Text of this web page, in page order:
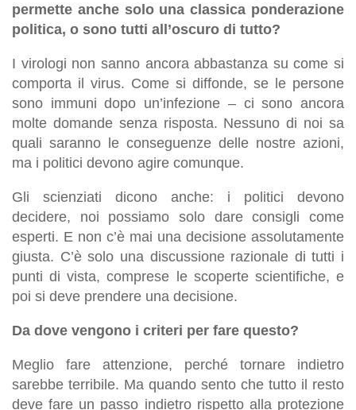
permette anche solo una classica ponderazione
politica, o sono tutti all’oscuro di tutto?
I virologi non sanno ancora abbastanza su come si
comporta il virus. Come si diffonde, se le persone
sono immuni dopo un’infezione – ci sono ancora
molte domande senza risposta. Nessuno di noi sa
quali saranno le conseguenze delle nostre azioni,
ma i politici devono agire comunque.
Gli scienziati dicono anche: i politici devono
decidere, noi possiamo solo dare consigli come
esperti. E non c’è mai una decisione assolutamente
giusta. C’è solo una discussione razionale di tutti i
punti di vista, comprese le scoperte scientifiche, e
poi si deve prendere una decisione.
Da dove vengono i criteri per fare questo?
Meglio fare attenzione, perché tornare indietro
sarebbe terribile. Ma quando sento che tutto il resto
deve fare un passo indietro rispetto alla protezione